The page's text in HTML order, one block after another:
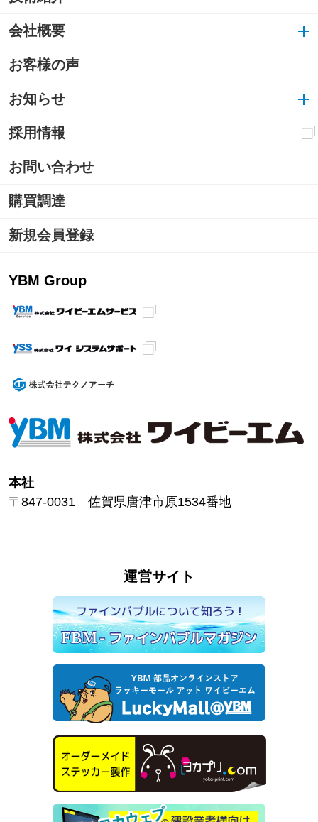
会社概要
お客様の声
お知らせ
採用情報
お問い合わせ
購買調達
新規会員登録
YBM Group
本社
〒847-0031 佐賀県唐津市原1534番地
運営サイト